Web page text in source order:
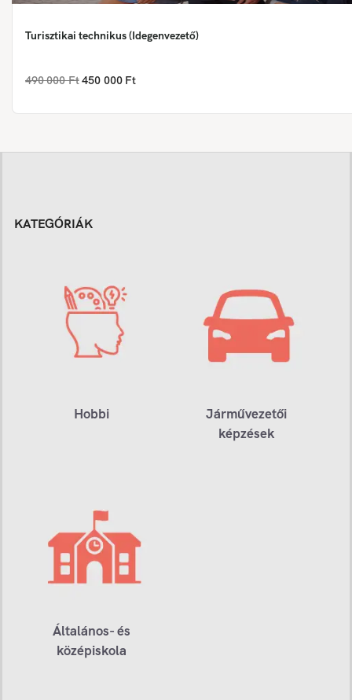
Turisztikai technikus (Idegenvezető)
490 000 Ft 450 000 Ft
KATEGÓRIÁK
Hobbi
Járművezetői
képzések
Általános- és
középiskola